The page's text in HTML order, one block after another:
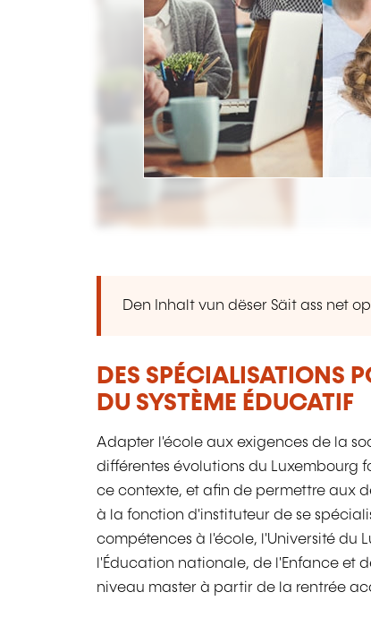
Den Inhalt vun dëser Säit ass net
DES SPÉCIALISATIONS
DU SYSTÈME ÉDUCATIF
Adapter l'école aux exigences de la
différentes évolutions du Luxembourg
ce contexte, et afin de permettre aux
à la fonction d'instituteur de se
compétences à l'école, l'Université du
l'Éducation nationale, de l'Enfance et
niveau master à partir de la rentrée